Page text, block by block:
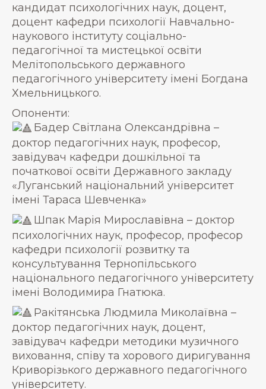
кандидат психологічних наук, доцент,
доцент кафедри психології Навчально-
наукового інституту соціально-
педагогічної та мистецької освіти
Мелітопольського державного
педагогічного університету імені Богдана
Хмельницького.
Опоненти:
Бадер Світлана Олександрівна –
доктор педагогічних наук, професор,
завідувач кафедри дошкільної та
початкової освіти Державного закладу
«Луганський національний університет
імені Тараса Шевченка»
Шпак Марія Мирославівна – доктор
психологічних наук, професор, професор
кафедри психології розвитку та
консультування Тернопільського
національного педагогічного університету
імені Володимира Гнатюка.
Ракітянська Людмила Миколаївна –
доктор педагогічних наук, доцент,
завідувач кафедри методики музичного
виховання, співу та хорового диригування
Криворізького державного педагогічного
університету.